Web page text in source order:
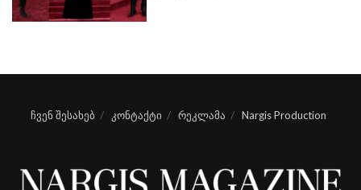
ჩვენ შესახებ კონტაქტი რეკლამა Nargis Production